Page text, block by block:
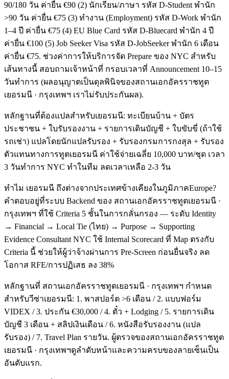
90/180 วัน ค่ายื่น €90 (2) นักเรียน/ภาษา รหัส D-Student พำนัก
>90 วัน ค่ายื่น €75 (3) ทำงาน (Employment) รหัส D-Work พำนัก
1–4 ปี ค่ายื่น €75 (4) EU Blue Card รหัส D-Bluecard พำนัก 4 ปี
ค่ายื่น €100 (5) Job Seeker Visa รหัส D-JobSeeker พำนัก 6 เดือน
ค่ายื่น €75. ช่วงค่าการให้บริการจัด Prepare ของ NYC สำหรับ
เส้นทางนี้ สอบถามเจ้าหน้าที่ กรอบเวลาที่ Announcement 10–15
วันทำการ (ผลอนุญาตเป็นดุลพินิจของสถานเอกอัครราชทูต
เยอรมนี · กรุงเทพฯ เราไม่รับประกันผล).
หลักฐานที่ต้องแปลสำหรับเยอรมนี: ทะเบียนบ้าน + บัตร
ประชาชน + ใบรับรองงาน + รายการเดินบัญชี + ใบขับขี่ (ถ้าใช้
รถเช่า) แปลโดยนักแปลรับรอง + รับรองกรมการกงสุล + รับรอง
ตัวแทนทางการทูตเยอรมนี ค่าใช้จ่ายเฉลี่ย 10,000 บาท/ชุด เวลา
3 วันทำการ NYC ทำในทีม ลดเวลาเหลือ 2-3 วัน
ทำไม เยอรมนี ถึงต่างจากประเทศข้างเคียงในภูมิภาคEurope?
คำตอบอยู่ที่ระบบ Backend ของ สถานเอกอัครราชทูตเยอรมนี ·
กรุงเทพฯ ที่ใช้ Criteria 5 ชั้นในการกลั่นกรอง — ระดับ Identity
→ Financial → Local Tie (ไทย) → Purpose → Supporting
Evidence Consultant NYC ใช้ Internal Scorecard ที่ Map ตรงกับ
Criteria นี้ ช่วยให้ผู้ว่าจ้างผ่านการ Pre-Screen ก่อนยื่นจริง ลด
โอกาส RFE/การปฏิเสธ ลง 38%
หลักฐานที่ สถานเอกอัครราชทูตเยอรมนี · กรุงเทพฯ กำหนด
สำหรับวีซ่าเยอรมนี: 1. พาสปอร์ต >6 เดือน / 2. แบบฟอร์ม
VIDEX / 3. ประกัน €30,000 / 4. ตั๋ว + Lodging / 5. รายการเดิน
บัญชี 3 เดือน + สลิปเงินเดือน / 6. หนังสือรับรองงาน (แปล
รับรอง) / 7. Travel Plan รายวัน. ผู้ตรวจของสถานเอกอัครราชทูต
เยอรมนี · กรุงเทพฯดูลำดับหน้าและความครบของลายเซ็นเป็น
อันดับแรก.